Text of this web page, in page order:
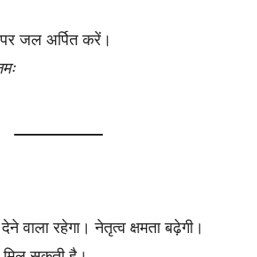
जल अर्पित करें।
रहेगा। नेतृत्व क्षमता बढ़ेगी।